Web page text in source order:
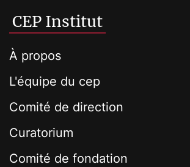
CEP Institut
À propos
L'équipe du cep
Comité de direction
Curatorium
Comité de fondation